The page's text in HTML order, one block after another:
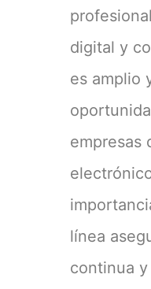
digital y
es amplio
empresas
línea
continua